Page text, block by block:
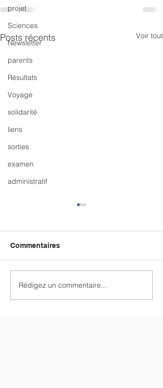
projet
Sciences
Newsletter
parents
Résultats
Voyage
solidarité
liens
sorties
examen
administratif
Posts récents Voir tout
Remise des diplômes de
judo
Commentaires
Rédigez un commentaire...